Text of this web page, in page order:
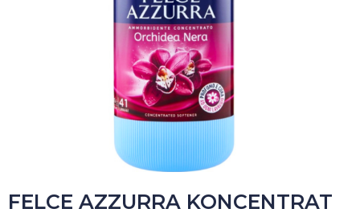
FELCE AZZURRA KONCENTRAT